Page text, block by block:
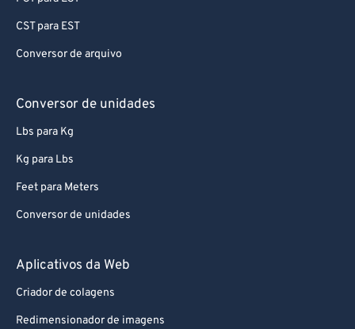
CST para EST
Conversor de arquivo
Conversor de unidades
Lbs para Kg
Kg para Lbs
Feet para Meters
Conversor de unidades
Aplicativos da Web
Criador de colagens
Redimensionador de imagens